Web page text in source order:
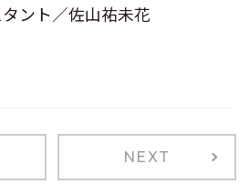
タント／佐山祐未花
NEXT